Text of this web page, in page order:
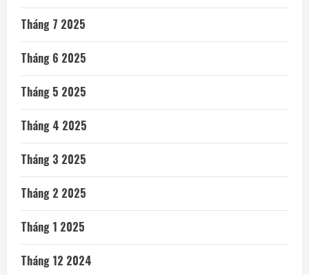
Tháng 7 2025
Tháng 6 2025
Tháng 5 2025
Tháng 4 2025
Tháng 3 2025
Tháng 2 2025
Tháng 1 2025
Tháng 12 2024